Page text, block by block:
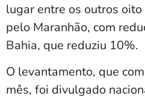
lugar entre os outros
pelo Maranhão, com
Bahia, que reduziu 10%.
O levantamento, que
mês, foi divulgado